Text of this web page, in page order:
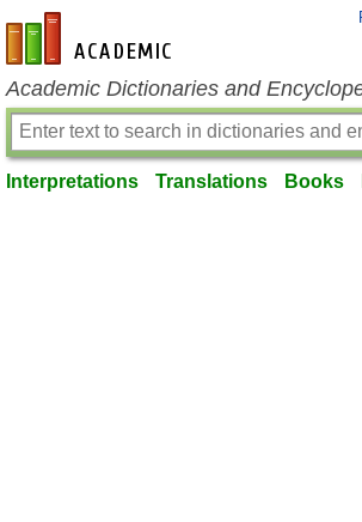
en-academic.com
Academic Dictionaries and
Interpretations Translations Books